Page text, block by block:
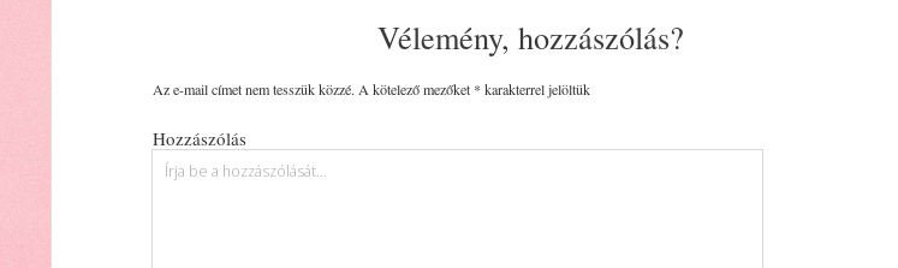
Vélemény, hozzászólás?
Az e-mail címet nem tesszük közzé. A kötelező mezőket * karakterrel jelöltük
Hozzászólás